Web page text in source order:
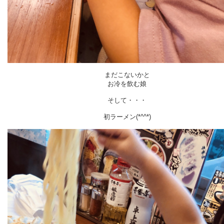
まだこないかと
お冷を飲む娘
そして・・・
初ラーメン(*^^*)